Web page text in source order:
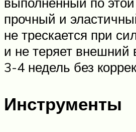
прочный и
не трескается при
и не теряет внешний
3-4 недель без
Инструменты